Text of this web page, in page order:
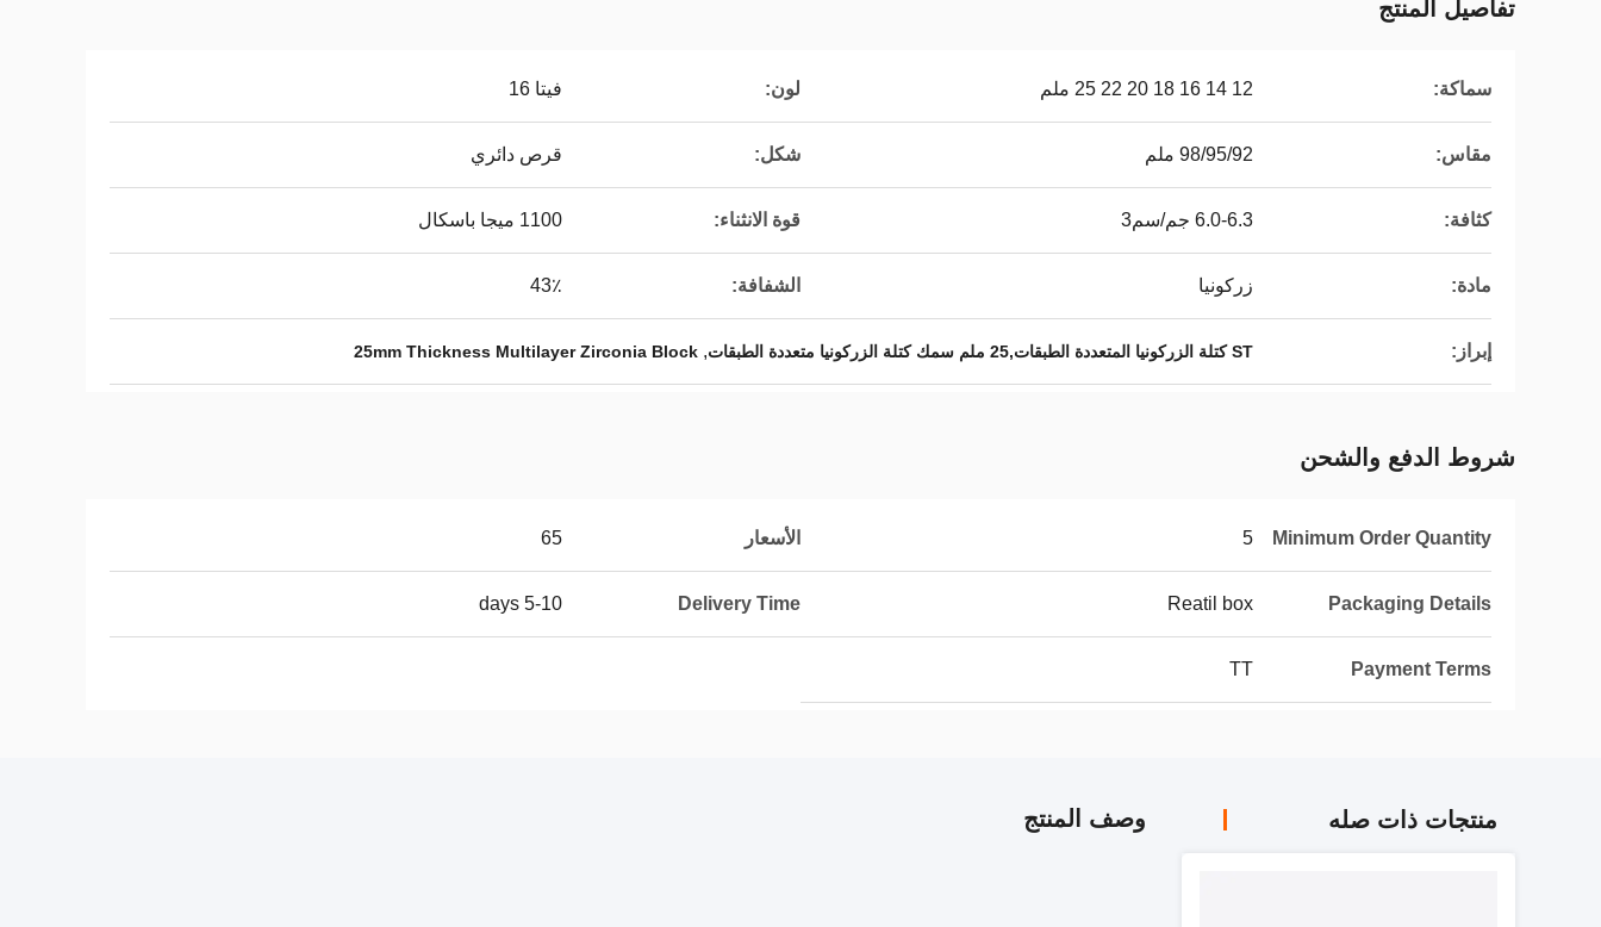
تفاصيل المنتج
سماكة: 12 14 16 18 20 22 25 ملم لون: فيتا 16
مقاس: 98/95/92 ملم شكل: قرص دائري
كثافة: 6.0-6.3 جم/سم3 قوة الانثناء: 1100 ميجا باسكال
مادة: زركونيا الشفافة: 43٪
إبراز: ST كتلة الزركونيا المتعددة الطبقات,25 ملم سمك كتلة الزركونيا متعددة الطبقات ,
25mm Thickness Multilayer Zirconia Block
شروط الدفع والشحن
Minimum Order Quantity
5 الأسعار 65
Packaging Details
Reatil box
Delivery Time
5-10 days
Payment Terms
TT
منتجات ذات صله وصف المنتج